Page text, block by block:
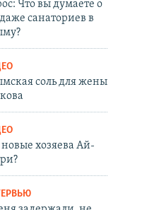
Что вы думаете о
санаториев в
соль для жены
новые хозяева Ай-